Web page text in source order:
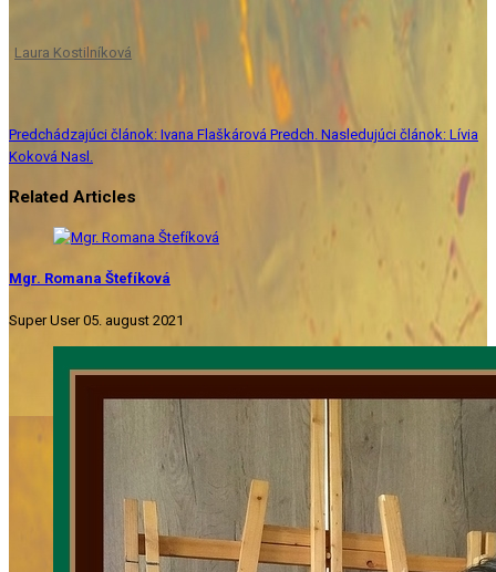
Laura Kostilníková
Predchádzajúci článok: Ivana Flaškárová Predch. Nasledujúci článok: Lívia
Koková Nasl.
Related Articles
Mgr. Romana Štefíková
Super User 05. august 2021